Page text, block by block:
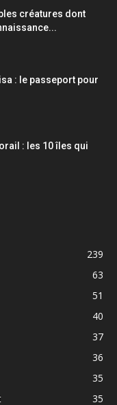
créatures dont
: le passeport pour
: les 10 îles qui
239
63
51
40
37
36
35
35